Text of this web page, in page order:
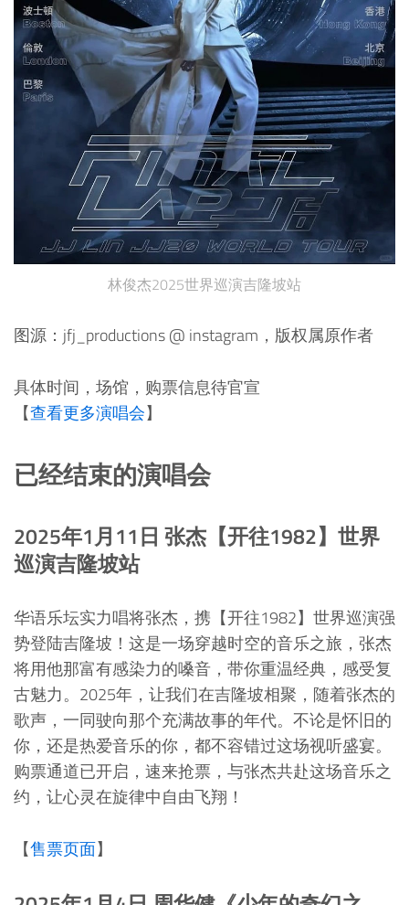
林俊杰2025世界巡演吉隆坡站
图源：jfj_productions @ instagram，版权属原作者
具体时间，场馆，购票信息待官宣
【查看更多演唱会】
已经结束的演唱会
2025年1月11日 张杰【开往1982】世界
巡演吉隆坡站
华语乐坛实力唱将张杰，携【开往1982】世界巡演强
势登陆吉隆坡！这是一场穿越时空的音乐之旅，张杰
将用他那富有感染力的嗓音，带你重温经典，感受复
古魅力。2025年，让我们在吉隆坡相聚，随着张杰的
歌声，一同驶向那个充满故事的年代。不论是怀旧的
你，还是热爱音乐的你，都不容错过这场视听盛宴。
购票通道已开启，速来抢票，与张杰共赴这场音乐之
约，让心灵在旋律中自由飞翔！
【售票页面】